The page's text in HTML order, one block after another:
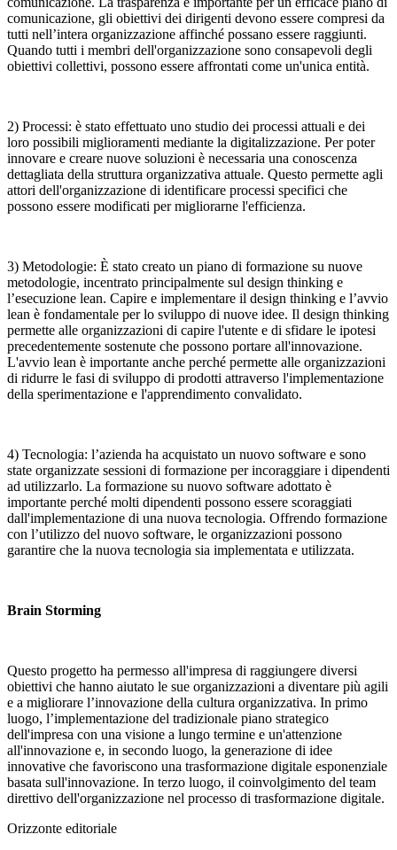
comunicazione, gli obiettivi dei dirigenti devono essere compresi da
tutti nell’intera organizzazione affinché possano essere raggiunti.
Quando tutti i membri dell'organizzazione sono consapevoli degli
obiettivi collettivi, possono essere affrontati come un'unica entità.
2) Processi: è stato effettuato uno studio dei processi attuali e dei
loro possibili miglioramenti mediante la digitalizzazione. Per poter
innovare e creare nuove soluzioni è necessaria una conoscenza
dettagliata della struttura organizzativa attuale. Questo permette agli
attori dell'organizzazione di identificare processi specifici che
possono essere modificati per migliorarne l'efficienza.
3) Metodologie: È stato creato un piano di formazione su nuove
metodologie, incentrato principalmente sul design thinking e
l’esecuzione lean. Capire e implementare il design thinking e l’avvio
lean è fondamentale per lo sviluppo di nuove idee. Il design thinking
permette alle organizzazioni di capire l'utente e di sfidare le ipotesi
precedentemente sostenute che possono portare all'innovazione.
L'avvio lean è importante anche perché permette alle organizzazioni
di ridurre le fasi di sviluppo di prodotti attraverso l'implementazione
della sperimentazione e l'apprendimento convalidato.
4) Tecnologia: l’azienda ha acquistato un nuovo software e sono
state organizzate sessioni di formazione per incoraggiare i dipendenti
ad utilizzarlo. La formazione su nuovo software adottato è
importante perché molti dipendenti possono essere scoraggiati
dall'implementazione di una nuova tecnologia. Offrendo formazione
con l’utilizzo del nuovo software, le organizzazioni possono
garantire che la nuova tecnologia sia implementata e utilizzata.
Brain Storming
Questo progetto ha permesso all'impresa di raggiungere diversi
obiettivi che hanno aiutato le sue organizzazioni a diventare più agili
e a migliorare l’innovazione della cultura organizzativa. In primo
luogo, l’implementazione del tradizionale piano strategico
dell'impresa con una visione a lungo termine e un'attenzione
all'innovazione e, in secondo luogo, la generazione di idee
innovative che favoriscono una trasformazione digitale esponenziale
basata sull'innovazione. In terzo luogo, il coinvolgimento del team
direttivo dell'organizzazione nel processo di trasformazione digitale.
Orizzonte editoriale